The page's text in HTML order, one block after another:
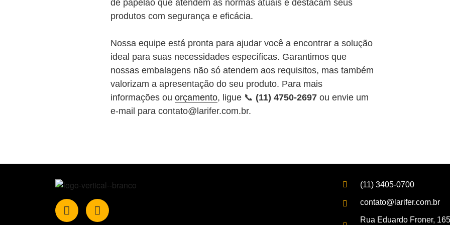
de papelão que atendem às normas atuais e destacam seus
produtos com segurança e eficácia.
Nossa equipe está pronta para ajudar você a encontrar a solução
ideal para suas necessidades específicas. Garantimos que
nossas embalagens não só atendem aos requisitos, mas também
valorizam a apresentação do seu produto. Para mais
informações ou orçamento, ligue 📞 (11) 4750-2697 ou envie um
e-mail para contato@larifer.com.br.
(11) 3405-0700
contato@larifer.com.br
Rua Eduardo Froner,